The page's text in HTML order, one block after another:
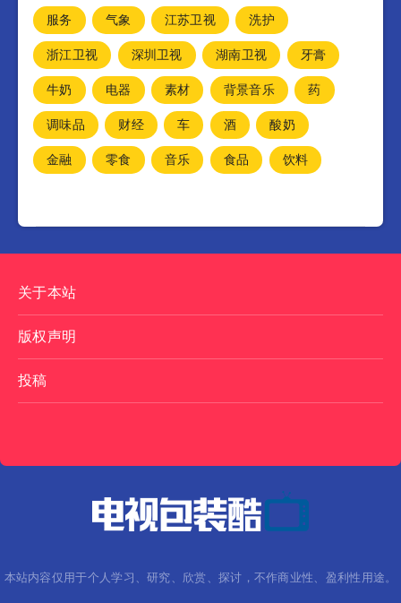
服务
气象 江苏卫视
洗护
浙江卫视
深圳卫视 湖南卫视
牙膏
牛奶
电器 素材 背景音乐
药
调味品
财经 车 酒
酸奶
金融
零食 音乐 食品 饮料
关于本站
版权声明
投稿
本站内容仅用于个人学习、研究、欣赏、探讨，不作商业性、盈利性用途。